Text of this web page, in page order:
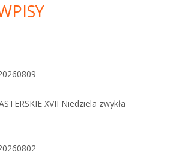
XVII Niedziela zwykła